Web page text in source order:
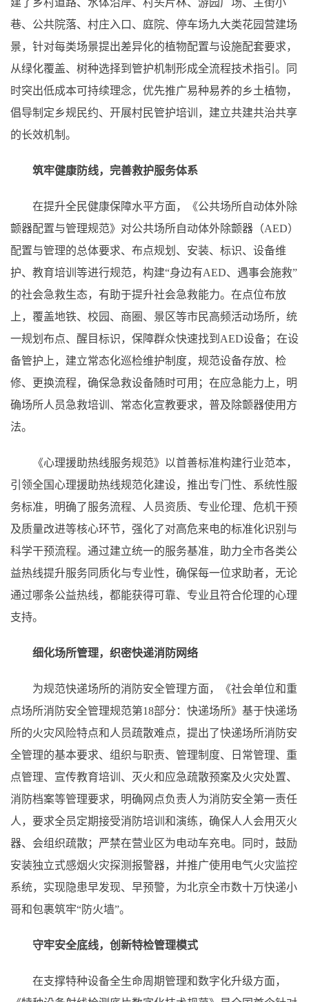
建了乡村道路、水体沿岸、村头片林、游园广场、主街小
巷、公共院落、村庄入口、庭院、停车场九大类花园营建场
景，针对每类场景提出差异化的植物配置与设施配套要求，
从绿化覆盖、树种选择到管护机制形成全流程技术指引。同
时突出低成本可持续理念，优先推广易种易养的乡土植物，
倡导制定乡规民约、开展村民管护培训，建立共建共治共享
的长效机制。
筑牢健康防线，完善救护服务体系
在提升全民健康保障水平方面，《公共场所自动体外除
颤器配置与管理规范》对公共场所自动体外除颤器（AED）
配置与管理的总体要求、布点规划、安装、标识、设备维
护、教育培训等进行规范，构建“身边有AED、遇事会施救”
的社会急救生态，有助于提升社会急救能力。在点位布放
上，覆盖地铁、校园、商圈、景区等市民高频活动场所，统
一规划布点、醒目标识，保障群众快速找到AED设备；在设
备管护上，建立常态化巡检维护制度，规范设备存放、检
修、更换流程，确保急救设备随时可用；在应急能力上，明
确场所人员急救培训、常态化宣教要求，普及除颤器使用方
法。
《心理援助热线服务规范》以首善标准构建行业范本，
引领全国心理援助热线规范化建设，推出专门性、系统性服
务标准，明确了服务流程、人员资质、专业伦理、危机干预
及质量改进等核心环节，强化了对高危来电的标准化识别与
科学干预流程。通过建立统一的服务基准，助力全市各类公
益热线提升服务同质化与专业性，确保每一位求助者，无论
通过哪条公益热线，都能获得可靠、专业且符合伦理的心理
支持。
细化场所管理，织密快递消防网络
为规范快递场所的消防安全管理方面，《社会单位和重
点场所消防安全管理规范第18部分：快递场所》基于快递场
所的火灾风险特点和人员疏散难点，提出了快递场所消防安
全管理的基本要求、组织与职责、管理制度、日常管理、重
点管理、宣传教育培训、灭火和应急疏散预案及火灾处置、
消防档案等管理要求，明确网点负责人为消防安全第一责任
人，要求全员定期接受消防培训和演练，确保人人会用灭火
器、会组织疏散；严禁在营业区为电动车充电。同时，鼓励
安装独立式感烟火灾探测报警器，并推广使用电气火灾监控
系统，实现隐患早发现、早预警，为北京全市数十万快递小
哥和包裹筑牢“防火墙”。
守牢安全底线，创新特检管理模式
在支撑特种设备全生命周期管理和数字化升级方面，